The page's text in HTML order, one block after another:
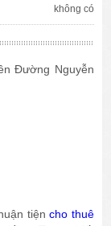
không có
Đường Nguyễn
tiệncho thuê